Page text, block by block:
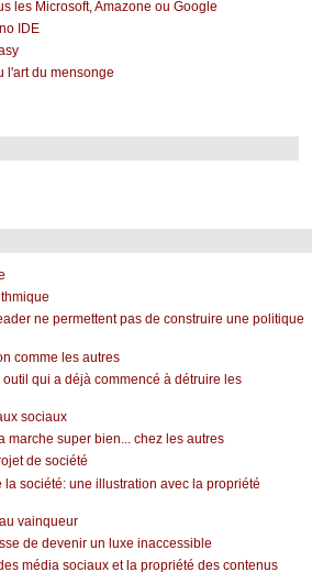
les Microsoft, Amazone ou Google
IDE
l'art du mensonge
ne permettent pas de construire une politique
comme les autres
qui a déjà commencé à détruire les
sociaux
marche super bien... chez les autres
de société
la société: une illustration avec la propriété
vainqueur
de devenir un luxe inaccessible
média sociaux et la propriété des contenus